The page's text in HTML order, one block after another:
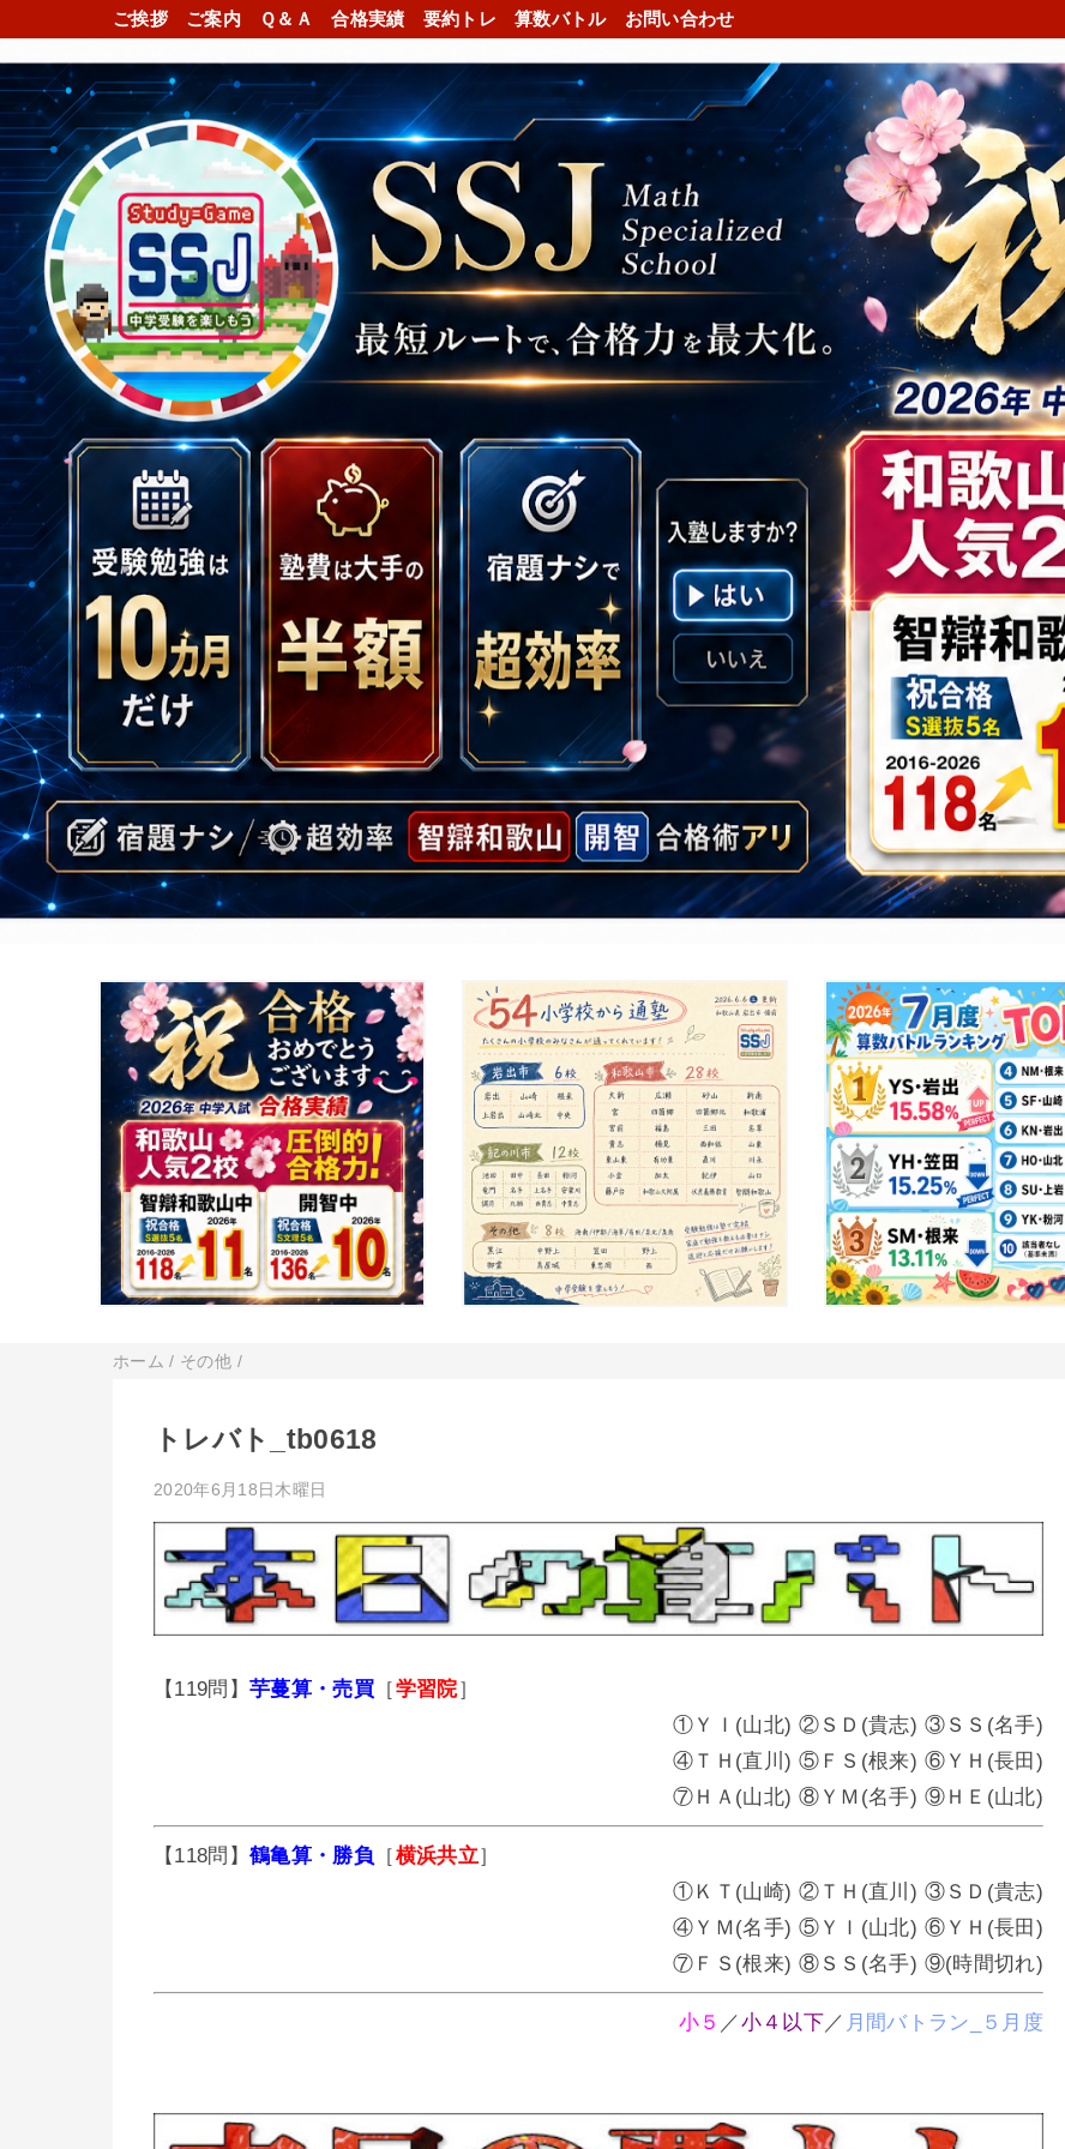
ご挨拶 ご案内 Ｑ＆Ａ 合格実績 要約トレ 算数バトル お問い合わせ
ホーム / その他 /
トレバト_tb0618
2020年6月18日木曜日
【119問】芋蔓算・売買 ［学習院］
①ＹＩ(山北) ②ＳＤ(貴志) ③ＳＳ(名手)
④ＴＨ(直川) ⑤ＦＳ(根来) ⑥ＹＨ(長田)
⑦ＨＡ(山北) ⑧ＹＭ(名手) ⑨ＨＥ(山北)
【118問】鶴亀算・勝負 ［横浜共立］
①ＫＴ(山崎) ②ＴＨ(直川) ③ＳＤ(貴志)
④ＹＭ(名手) ⑤ＹＩ(山北) ⑥ＹＨ(長田)
⑦ＦＳ(根来) ⑧ＳＳ(名手) ⑨(時間切れ)
小５ ／小４以下 ／ 月間バトラン_５月度